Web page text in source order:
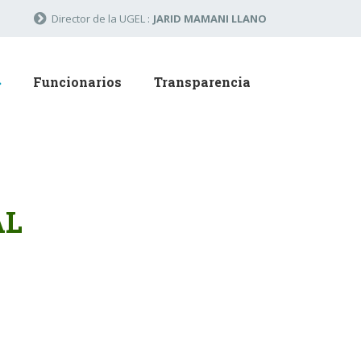
Director de la UGEL : JARID MAMANI LLANO
Funcionarios Transparencia